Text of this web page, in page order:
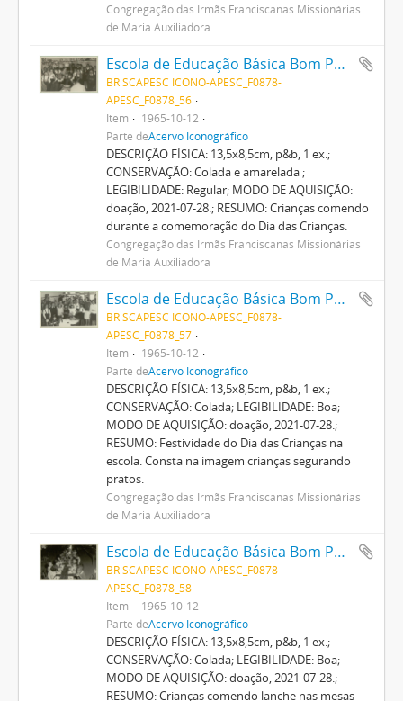
Congregação das Irmãs Franciscanas Missionárias
de Maria Auxiliadora
Escola de Educação Básica Bom Pastor
BR SCAPESC ICONO-APESC_F0878-
APESC_F0878_56
Item
1965-10-12
Parte deAcervo Iconográfico
DESCRIÇÃO FÍSICA: 13,5x8,5cm, p&b, 1 ex.;
CONSERVAÇÃO: Colada e amarelada ;
LEGIBILIDADE: Regular; MODO DE AQUISIÇÃO:
doação, 2021-07-28.; RESUMO: Crianças comendo
durante a comemoração do Dia das Crianças.
Congregação das Irmãs Franciscanas Missionárias
de Maria Auxiliadora
Escola de Educação Básica Bom Pastor
BR SCAPESC ICONO-APESC_F0878-
APESC_F0878_57
Item
1965-10-12
Parte deAcervo Iconográfico
DESCRIÇÃO FÍSICA: 13,5x8,5cm, p&b, 1 ex.;
CONSERVAÇÃO: Colada; LEGIBILIDADE: Boa;
MODO DE AQUISIÇÃO: doação, 2021-07-28.;
RESUMO: Festividade do Dia das Crianças na
escola. Consta na imagem crianças segurando
pratos.
Congregação das Irmãs Franciscanas Missionárias
de Maria Auxiliadora
Escola de Educação Básica Bom Pastor
BR SCAPESC ICONO-APESC_F0878-
APESC_F0878_58
Item
1965-10-12
Parte deAcervo Iconográfico
DESCRIÇÃO FÍSICA: 13,5x8,5cm, p&b, 1 ex.;
CONSERVAÇÃO: Colada; LEGIBILIDADE: Boa;
MODO DE AQUISIÇÃO: doação, 2021-07-28.;
RESUMO: Crianças comendo lanche nas mesas